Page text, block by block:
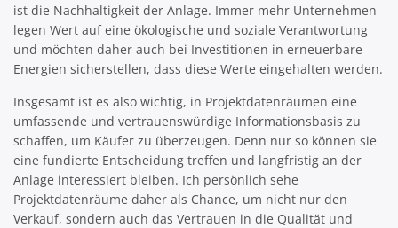
ist die Nachhaltigkeit der Anlage. Immer mehr Unternehmen
legen Wert auf eine ökologische und soziale Verantwortung
und möchten daher auch bei Investitionen in erneuerbare
Energien sicherstellen, dass diese Werte eingehalten werden.
Insgesamt ist es also wichtig, in Projektdatenräumen eine
umfassende und vertrauenswürdige Informationsbasis zu
schaffen, um Käufer zu überzeugen. Denn nur so können sie
eine fundierte Entscheidung treffen und langfristig an der
Anlage interessiert bleiben. Ich persönlich sehe
Projektdatenräume daher als Chance, um nicht nur den
Verkauf, sondern auch das Vertrauen in die Qualität und